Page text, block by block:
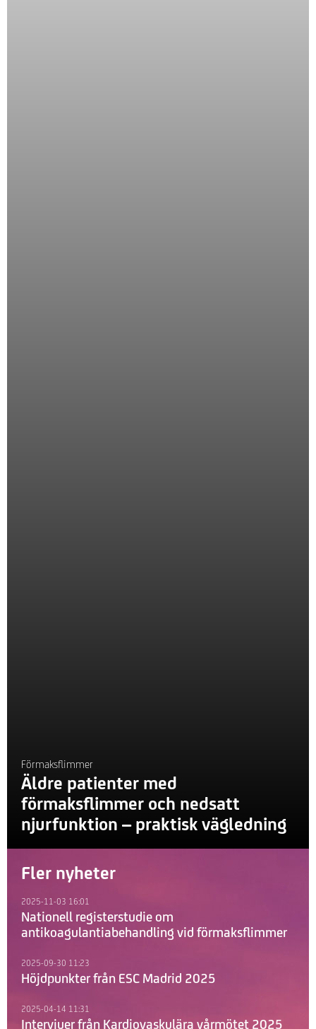
Förmaksflimmer
Äldre patienter med
förmaksflimmer och nedsatt
njurfunktion – praktisk vägledning
Fler nyheter
2025-11-03 16:01
Nationell registerstudie om
antikoagulantiabehandling vid förmaksflimmer
2025-09-30 11:23
Höjdpunkter från ESC Madrid 2025
2025-04-14 11:31
Intervjuer från Kardiovaskulära vårmötet 2025